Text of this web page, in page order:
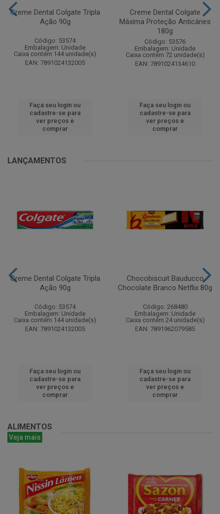
Creme Dental Colgate Tripla
Ação 90g
Código: 53574
Embalagem: Unidade
Caixa contém 144 unidade(s)
EAN: 7891024132005
Faça seu login ou
cadastre-se para
ver preços e
comprar
Creme Dental Colgate
Máxima Proteção Anticáries
180g
Código: 53576
Embalagem: Unidade
Caixa contém 72 unidade(s)
EAN: 7891024134610
Faça seu login ou
cadastre-se para
ver preços e
comprar
LANÇAMENTOS
Creme Dental Colgate Tripla
Ação 90g
Código: 53574
Embalagem: Unidade
Caixa contém 144 unidade(s)
EAN: 7891024132005
Faça seu login ou
cadastre-se para
ver preços e
comprar
Chocobiscuit Bauducco
Chocolate Branco Netflix 80g
Código: 268480
Embalagem: Unidade
Caixa contém 24 unidade(s)
EAN: 7891962079585
Faça seu login ou
cadastre-se para
ver preços e
comprar
ALIMENTOS
Veja mais